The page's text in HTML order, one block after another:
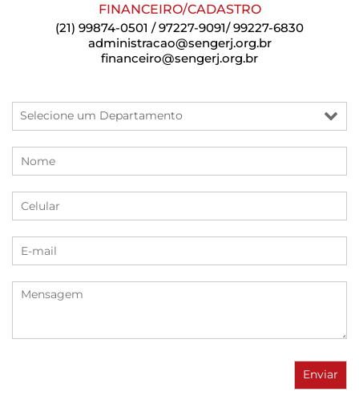
FINANCEIRO/CADASTRO
(21) 99874-0501 / 97227-9091/ 99227-6830
administracao@sengerj.org.br
financeiro@sengerj.org.br